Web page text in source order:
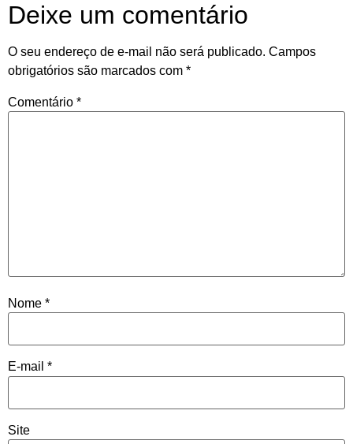
Deixe um comentário
O seu endereço de e-mail não será publicado. Campos
obrigatórios são marcados com *
Comentário *
Nome *
E-mail *
Site